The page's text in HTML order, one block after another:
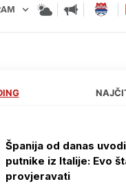
Španija od danas
putnike iz Italije: Evo
provjeravati